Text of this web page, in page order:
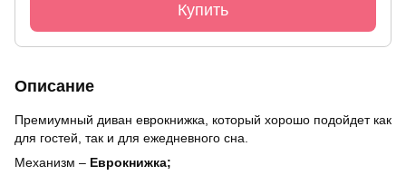
Купить
Описание
Премиумный диван еврокнижка, который хорошо подойдет как
для гостей, так и для ежедневного сна.
Механизм – Еврокнижка;